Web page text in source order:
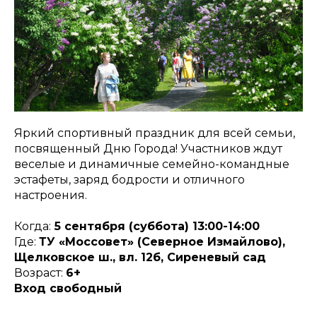
Яркий спортивный праздник для всей семьи,
посвященный Дню Города! Участников ждут
веселые и динамичные семейно-командные
эстафеты, заряд бодрости и отличного
настроения.
Когда: 5 сентября (суббота) 13:00-14:00
Где: ТУ «Моссовет» (Северное Измайлово),
Щелковское ш., вл. 12б, Сиреневый сад
Возраст: 6+
Вход свободный